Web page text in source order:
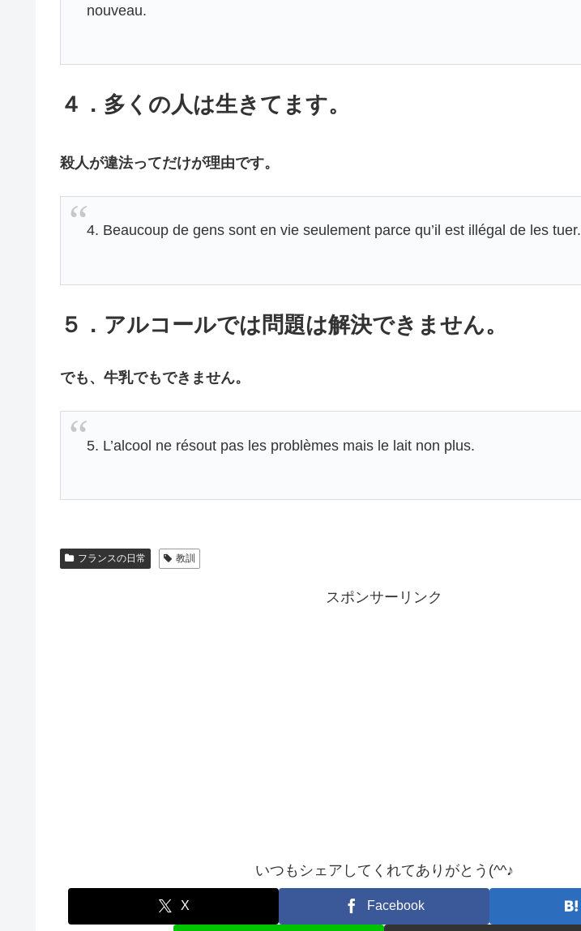
nouveau.
４．多くの人は生きてます。
殺人が違法ってだけが理由です。
4. Beaucoup de gens sont en vie seulement parce qu’il est illégal de les tuer.
５．アルコールでは問題は解決できません。
でも、牛乳でもできません。
5. L’alcool ne résout pas les problèmes mais le lait non plus.
フランスの日常 教訓
スポンサーリンク
いつもシェアしてくれてありがとう(^^♪
X Facebook